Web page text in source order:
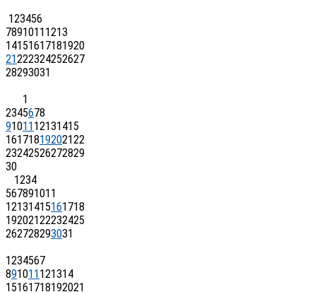
123456
7891011 1213
14151617181920
21222324252627
28293031
1
2345678
91011 12131415
16171819202122
23242526272829
30
1234
567891011
12131415161718
19202122232425
262728293031
1234567
891011 121314
15161718192021